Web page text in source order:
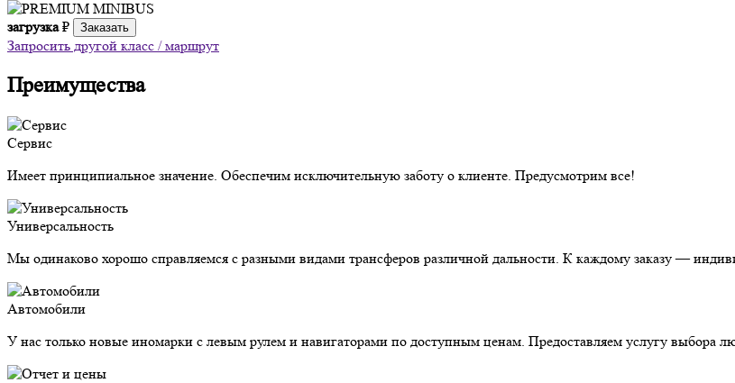
загрузка₽ Заказать
Запросить другой класс / маршрут
Преимущества
Сервис
Имеет принципиальное значение. Обеспечим исключительную заботу о клиенте. Предусмотрим все!
Универсальность
Мы одинаково хорошо справляемся с разными видами трансферов различной дальности. К каждому заказу —
Автомобили
У нас только новые иномарки с левым рулем и навигаторами по доступным ценам. Предоставляем услугу выбора